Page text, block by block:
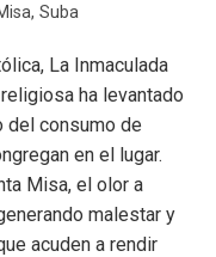
,Suba
La Inmaculada
ha levantado
del consumo de
en el lugar.
Misa, el olor a
malestar y
acuden a rendir